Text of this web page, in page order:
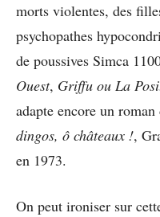
morts violentes, des
psychopathes
de poussives Simca
Ouest, Griffu ou La
adapte encore un
dingos, ô châteaux !,
en 1973.
On peut ironiser sur